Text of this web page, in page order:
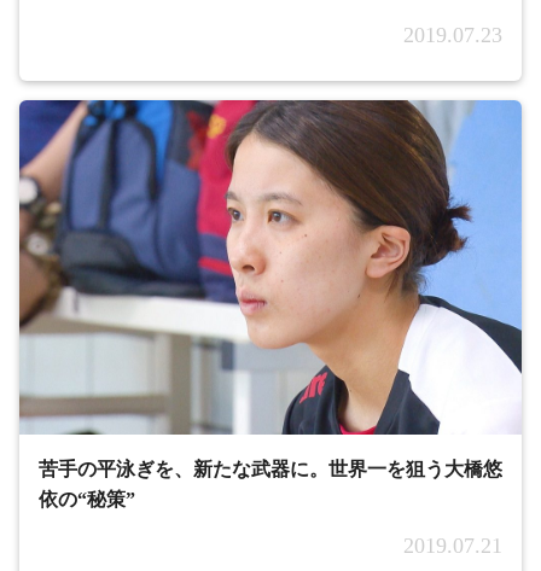
2019.07.23
苦手の平泳ぎを、新たな武器に。世界一を狙う大橋悠
依の“秘策”
2019.07.21